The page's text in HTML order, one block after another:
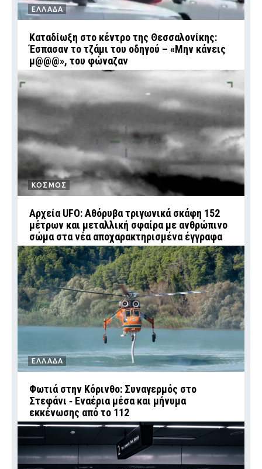
ΕΛΛΑΔΑ
Καταδίωξη στο κέντρο της Θεσσαλονίκης:
Έσπασαν το τζάμι του οδηγού – «Μην κάνεις
μ@@@», του φώναζαν
ΚΟΣΜΟΣ
Αρχεία UFO: Αθόρυβα τριγωνικά σκάφη 152
μέτρων και μεταλλική σφαίρα με ανθρώπινο
σώμα στα νέα αποχαρακτηρισμένα έγγραφα
ΕΛΛΑΔΑ
Φωτιά στην Κόρινθο: Συναγερμός στο
Στεφάνι ‑ Εναέρια μέσα και μήνυμα
εκκένωσης από το 112